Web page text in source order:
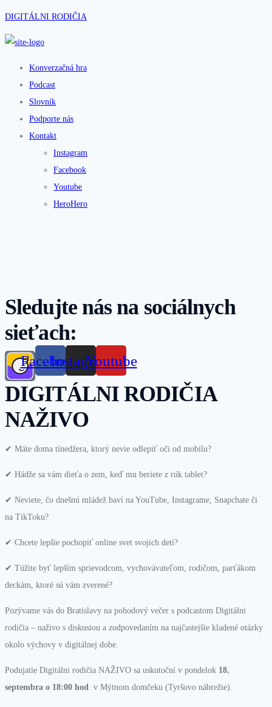
DIGITÁLNI RODIČIA
Konverzačná hra
Podcast
Slovník
Podporte nás
Kontakt
Instagram
Facebook
Youtube
HeroHero
Sledujte nás na sociálnych
sieťach:
FacebookInstagramYoutube
DIGITÁLNI RODIČIA
NAŽIVO
✔︎ Máte doma tínedžera, ktorý nevie odlepiť oči od mobilu?
✔︎ Hádže sa vám dieťa o zem, keď mu beriete z rúk tablet?
✔︎ Neviete, čo dnešnú mládež baví na YouTube, Instagrame, Snapchate či
na TikToku?
✔︎ Chcete lepšie pochopiť online svet svojich detí?
✔︎ Túžite byť lepším sprievodcom, vychovávateľom, rodičom, parťákom
deckám, ktoré sú vám zverené?
Pozývame vás do Bratislavy na pohodový večer s podcastom Digitálni
rodičia – naživo s diskusiou a zodpovedaním na najčastejšie kladené otázky
okolo výchovy v digitálnej dobe.
Podujatie Digitálni rodičia NAŽIVO sa uskutoční v pondelok 18.
septembra o 18:00 hod . v Mýtnom domčeku (Tyršovo nábrežie).